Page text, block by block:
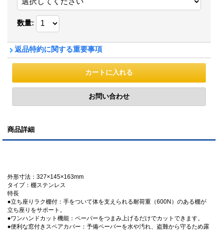
数量:
返品特約に関する重要事項
商品詳細
外形寸法：327×145×163mm
タイプ：棚ステンレス
特長
●立ち座りラク棚付：手をついて体を支えられる耐荷重（600N）のある棚が
立ち座りをサポート。
●ワンハンドカット機能：ペーパーをつまみ上げるだけでカットできます。
●便利な窓付きスペアカバー：予備ペーパーを水や汚れ、盗難から守るため露